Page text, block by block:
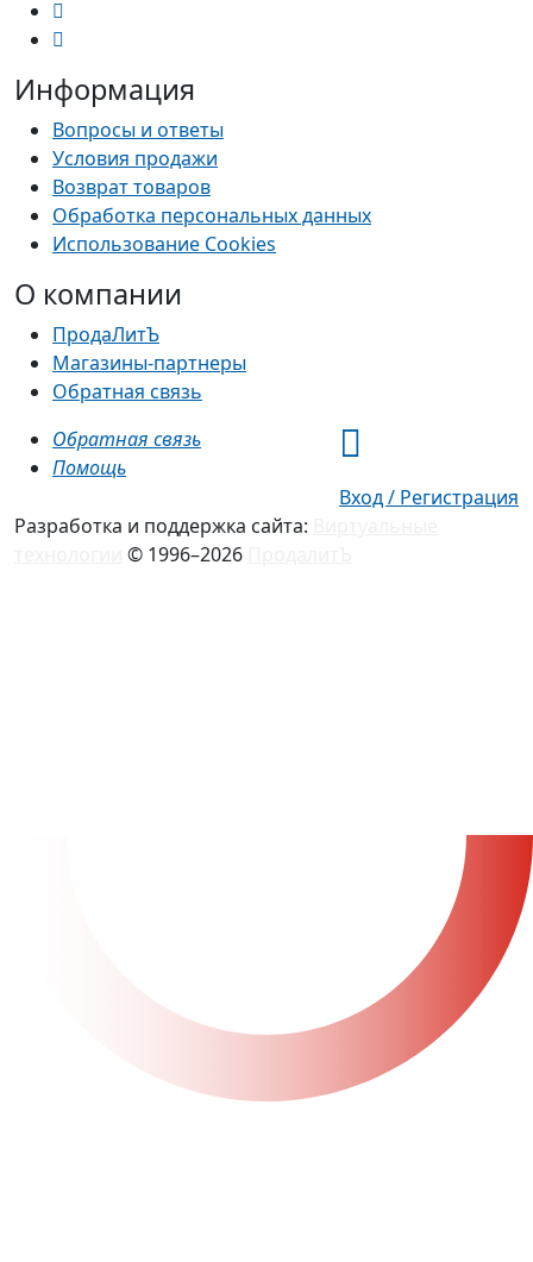
Информация
Вопросы и ответы
Условия продажи
Возврат товаров
Обработка персональных данных
Использование Cookies
О компании
ПродаЛитЪ
Магазины-партнеры
Обратная связь
Обратная связь
Помощь
Вход / Регистрация
Разработка и поддержка сайта:
© 1996–2026